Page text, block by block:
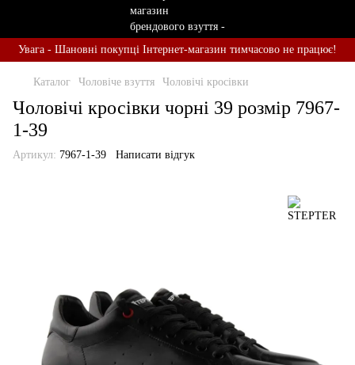
Увага - Шановні покупці Інтернет-магазин тимчасово не працює!
Каталог Чоловіче взуття Чоловічі кросівки
Чоловічі кросівки чорні 39 розмір 7967-
1-39
Артикул: 7967-1-39 Написати відгук